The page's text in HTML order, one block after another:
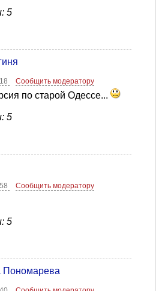
5
Сообщить модератору
по старой Одессе...
5
Сообщить модератору
5
Пономарева